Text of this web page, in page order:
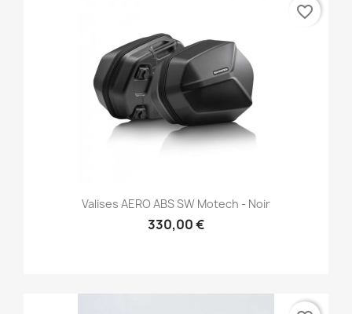
Valises AERO ABS SW Motech - Noir
330,00 €
favorite_border